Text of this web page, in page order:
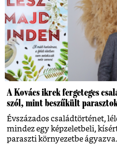
A Kovács ikrek fergeteges
szól, mint beszűkült
Évszázados családtörténet,
mindez egy képzeletbeli,
paraszti környezetbe